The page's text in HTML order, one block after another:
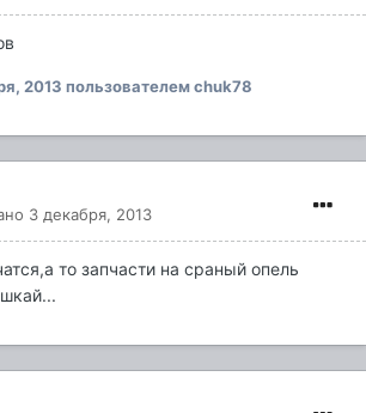
2013 пользователем chuk78
3 декабря, 2013
то запчасти на сраный опель